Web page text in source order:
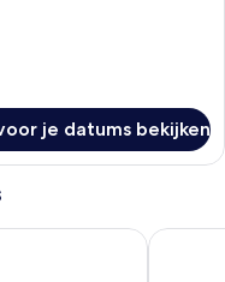
je datums bekijken
Toyoko